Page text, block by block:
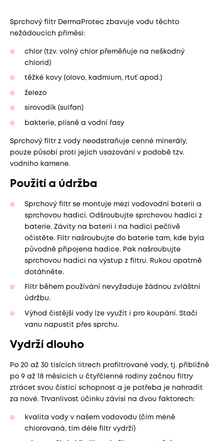
Sprchový filtr DermaProtec zbavuje vodu těchto
nežádoucích příměsí:
chlor (tzv. volný chlor přeměňuje na neškodný
chlorid)
těžké kovy (olovo, kadmium, rtuť apod.)
železo
sirovodík (sulfan)
bakterie, plísně a vodní řasy
Sprchový filtr z vody neodstraňuje cenné minerály,
pouze působí proti jejich usazování v podobě tzv.
vodního kamene.
Použití a údržba
Sprchový filtr se montuje mezi vodovodní baterii a
sprchovou hadici. Odšroubujte sprchovou hadici z
baterie. Závity na baterii i na hadici pečlivě
očistěte. Filtr našroubujte do baterie tam, kde byla
původně připojena hadice. Pak našroubujte
sprchovou hadici na výstup z filtru. Rukou opatrně
dotáhněte.
Filtr během používání nevyžaduje žádnou zvláštní
údržbu.
Výhod čistější vody lze využít i pro koupání. Stačí
vanu napustit přes sprchu.
Vydrží dlouho
Po 20 až 30 tisících litrech profiltrované vody, tj. přibližně
po 9 až 18 měsících u čtyřčlenné rodiny začnou filtry
ztrácet svou čisticí schopnost a je potřeba je nahradit
za nové. Trvanlivost účinku závisí na dvou faktorech:
kvalita vody v našem vodovodu (čím méně
chlorovaná, tím déle filtr vydrží)